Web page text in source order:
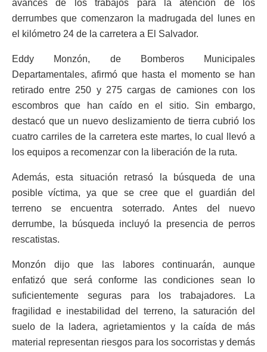
avances de los trabajos para la atención de los
derrumbes que comenzaron la madrugada del lunes en
el kilómetro 24 de la carretera a El Salvador.
Eddy Monzón, de Bomberos Municipales
Departamentales, afirmó que hasta el momento se han
retirado entre 250 y 275 cargas de camiones con los
escombros que han caído en el sitio. Sin embargo,
destacó que un nuevo deslizamiento de tierra cubrió los
cuatro carriles de la carretera este martes, lo cual llevó a
los equipos a recomenzar con la liberación de la ruta.
Además, esta situación retrasó la búsqueda de una
posible víctima, ya que se cree que el guardián del
terreno se encuentra soterrado. Antes del nuevo
derrumbe, la búsqueda incluyó la presencia de perros
rescatistas.
Monzón dijo que las labores continuarán, aunque
enfatizó que será conforme las condiciones sean lo
suficientemente seguras para los trabajadores. La
fragilidad e inestabilidad del terreno, la saturación del
suelo de la ladera, agrietamientos y la caída de más
material representan riesgos para los socorristas y demás